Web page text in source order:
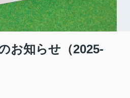
お知らせ（2025-